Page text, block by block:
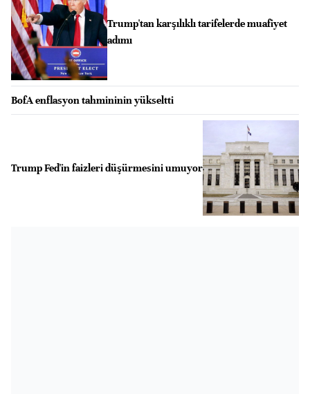
Trump'tan karşılıklı tarifelerde muafiyet
adımı
BofA enflasyon tahmininin yükseltti
Trump Fed'in faizleri düşürmesini umuyor